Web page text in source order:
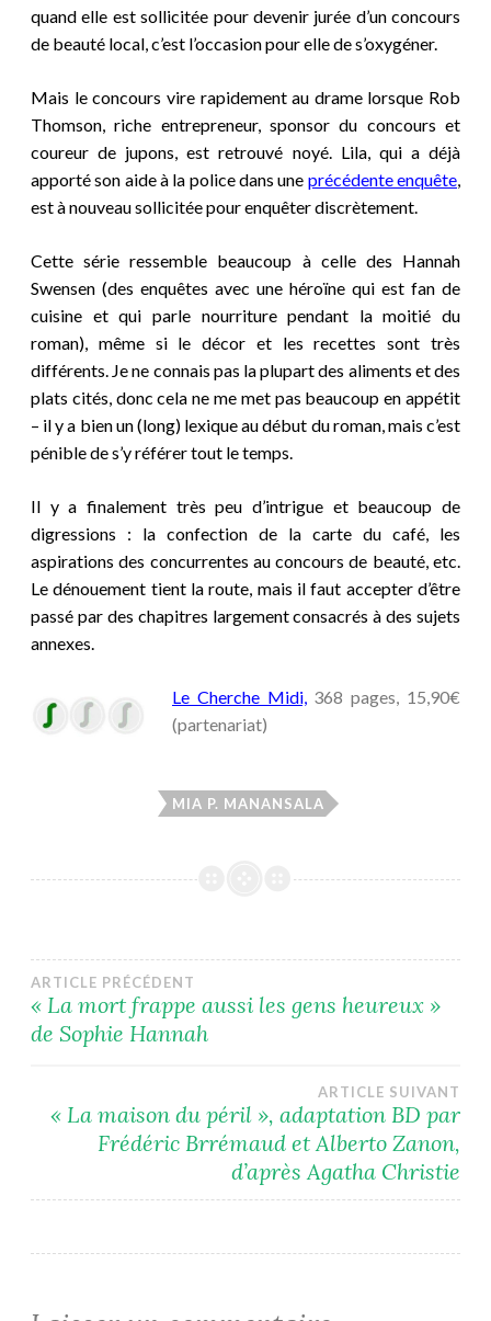
quand elle est sollicitée pour devenir jurée d’un concours
de beauté local, c’est l’occasion pour elle de s’oxygéner.
Mais le concours vire rapidement au drame lorsque Rob
Thomson, riche entrepreneur, sponsor du concours et
coureur de jupons, est retrouvé noyé. Lila, qui a déjà
apporté son aide à la police dans une précédente enquête
est à nouveau sollicitée pour enquêter discrètement.
Cette série ressemble beaucoup à celle des Hannah
Swensen (des enquêtes avec une héroïne qui est fan de
cuisine et qui parle nourriture pendant la moitié du
roman), même si le décor et les recettes sont très
différents. Je ne connais pas la plupart des aliments et des
plats cités, donc cela ne me met pas beaucoup en appétit
– il y a bien un (long) lexique au début du roman, mais c’est
pénible de s’y référer tout le temps.
Il y a finalement très peu d’intrigue et beaucoup de
digressions : la confection de la carte du café, les
aspirations des concurrentes au concours de beauté, etc.
Le dénouement tient la route, mais il faut accepter d’être
passé par des chapitres largement consacrés à des sujets
annexes.
Le Cherche Midi, 368 pages, 15,90€
(partenariat)
MIA P. MANANSALA
Navigation
de
l’article
ARTICLE PRÉCÉDENT
« La mort frappe aussi les gens heureux »
de Sophie Hannah
ARTICLE SUIVANT
« La maison du péril », adaptation BD par
Frédéric Brrémaud et Alberto Zanon,
d’après Agatha Christie